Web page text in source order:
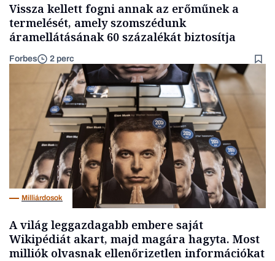
Vissza kellett fogni annak az erőműnek a
termelését, amely szomszédunk
áramellátásának 60 százalékát biztosítja
Forbes 2 perc
Milliárdosok
A világ leggazdagabb embere saját
Wikipédiát akart, majd magára hagyta. Most
milliók olvasnak ellenőrizetlen információkat